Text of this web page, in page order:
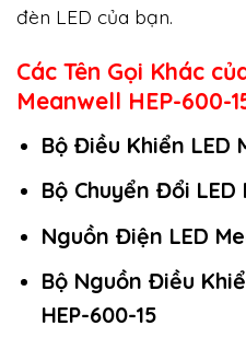
đèn LED của bạn.
Các Tên Gọi Khác
Meanwell HEP-600-
Bộ Điều Khiển LED
Bộ Chuyển Đổi LED
Nguồn Điện LED
Bộ Nguồn Điều
HEP-600-15